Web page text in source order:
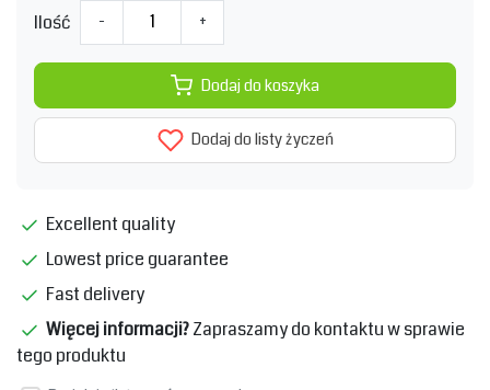
Ilość - +
Dodaj do koszyka
Dodaj do listy życzeń
Excellent quality
Lowest price guarantee
Fast delivery
Więcej informacji?Zapraszamy do kontaktu w sprawie
tego produktu